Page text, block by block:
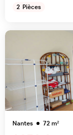
2 Pièces
Nantes 72m²